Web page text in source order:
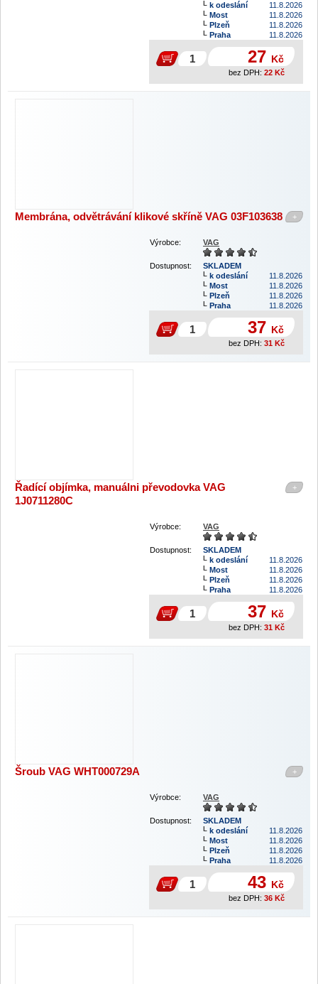
k odeslání
11.8.2026
Most
11.8.2026
Plzeň
11.8.2026
Praha
11.8.2026
27 Kč
bez DPH: 22 Kč
+
Membrána, odvětrávání klikové skříně VAG 03F103638
Výrobce: VAG
Dostupnost:
SKLADEM
k odeslání
11.8.2026
Most
11.8.2026
Plzeň
11.8.2026
Praha
11.8.2026
37 Kč
bez DPH: 31 Kč
+
Řadící objímka, manuálni převodovka VAG
1J0711280C
Výrobce: VAG
Dostupnost:
SKLADEM
k odeslání
11.8.2026
Most
11.8.2026
Plzeň
11.8.2026
Praha
11.8.2026
37 Kč
bez DPH: 31 Kč
+
Šroub VAG WHT000729A
Výrobce: VAG
Dostupnost:
SKLADEM
k odeslání
11.8.2026
Most
11.8.2026
Plzeň
11.8.2026
Praha
11.8.2026
43 Kč
bez DPH: 36 Kč